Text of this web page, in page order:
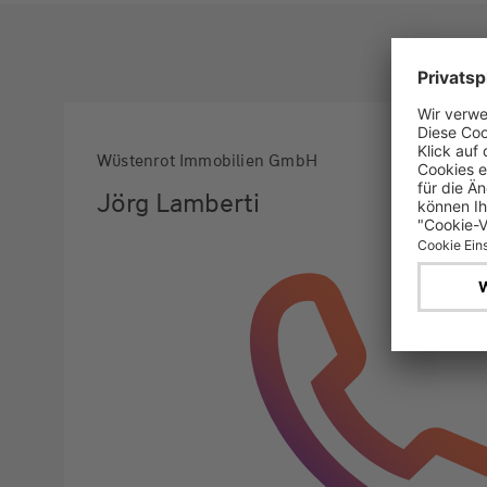
Wüstenrot Immobilien GmbH
Jörg Lamberti